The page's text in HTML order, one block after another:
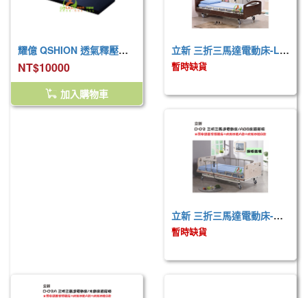
耀億 QSHION 透氣釋壓床墊 (W91xL188xH8cm) 內裡4D高涵氧纖維可水洗
NT$10000
加入購物車
立新 三折三馬達電動床-LA木飾板(鋼板結構)
暫時缺貨
立新 三折三馬達電動床-ABS(鋼板結構)
暫時缺貨